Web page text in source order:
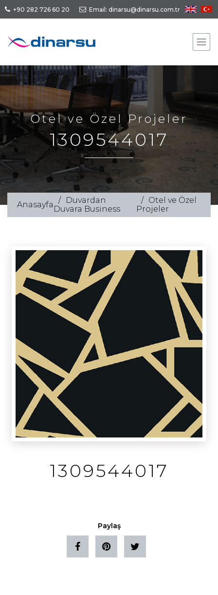
+90 282 726 60 20 Email: dinarsu@dinarsu.com.tr
Otel ve Özel Projeler
1309544017
Anasayfa
Duvardan
Duvara Business
Otel ve Özel
Projeler
1309544017
Paylaş